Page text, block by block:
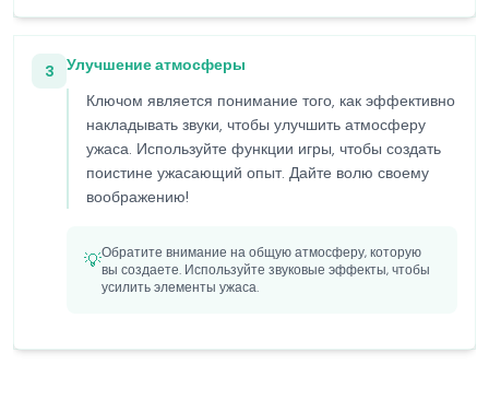
3
Улучшение атмосферы
Ключом является понимание того, как эффективно
накладывать звуки, чтобы улучшить атмосферу
ужаса. Используйте функции игры, чтобы создать
поистине ужасающий опыт. Дайте волю своему
воображению!
💡Обратите внимание на общую атмосферу, которую
вы создаете. Используйте звуковые эффекты, чтобы
усилить элементы ужаса.